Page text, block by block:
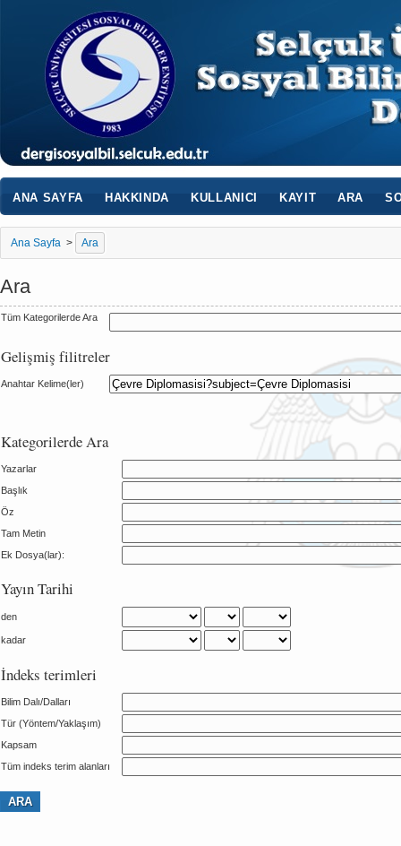
ANA SAYFA HAKKINDA KULLANICI KAYIT ARA
Ana Sayfa > Ara
Ara
Tüm Kategorilerde Ara
Gelişmiş filitreler
Anahtar Kelime(ler)
Kategorilerde Ara
Yazarlar
Başlık
Öz
Tam Metin
Ek Dosya(lar):
Yayın Tarihi
den
kadar
İndeks terimleri
Bilim Dalı/Dalları
Tür (Yöntem/Yaklaşım)
Kapsam
Tüm indeks terim alanları